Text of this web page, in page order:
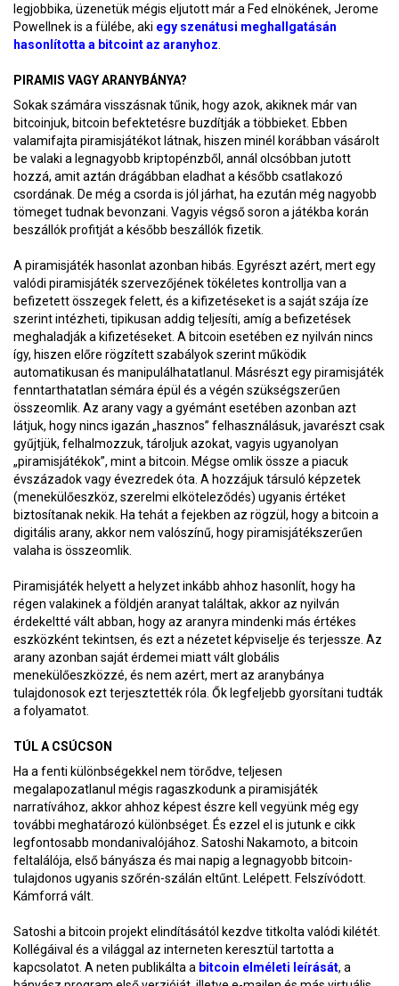
legjobbika, üzenetük mégis eljutott már a Fed elnökének, Jerome
Powellnek is a fülébe, aki egy szenátusi meghallgatásán
hasonlította a bitcoint az aranyhoz.
PIRAMIS VAGY ARANYBÁNYA?
Sokak számára visszásnak tűnik, hogy azok, akiknek már van
bitcoinjuk, bitcoin befektetésre buzdítják a többieket. Ebben
valamifajta piramisjátékot látnak, hiszen minél korábban vásárolt
be valaki a legnagyobb kriptopénzből, annál olcsóbban jutott
hozzá, amit aztán drágábban eladhat a később csatlakozó
csordának. De még a csorda is jól járhat, ha ezután még nagyobb
tömeget tudnak bevonzani. Vagyis végső soron a játékba korán
beszállók profitját a később beszállók fizetik.
A piramisjáték hasonlat azonban hibás. Egyrészt azért, mert egy
valódi piramisjáték szervezőjének tökéletes kontrollja van a
befizetett összegek felett, és a kifizetéseket is a saját szája íze
szerint intézheti, tipikusan addig teljesíti, amíg a befizetések
meghaladják a kifizetéseket. A bitcoin esetében ez nyilván nincs
így, hiszen előre rögzített szabályok szerint működik
automatikusan és manipulálhatatlanul. Másrészt egy piramisjáték
fenntarthatatlan sémára épül és a végén szükségszerűen
összeomlik. Az arany vagy a gyémánt esetében azonban azt
látjuk, hogy nincs igazán „hasznos” felhasználásuk, javarészt csak
gyűjtjük, felhalmozzuk, tároljuk azokat, vagyis ugyanolyan
„piramisjátékok”, mint a bitcoin. Mégse omlik össze a piacuk
évszázadok vagy évezredek óta. A hozzájuk társuló képzetek
(menekülőeszköz, szerelmi elköteleződés) ugyanis értéket
biztosítanak nekik. Ha tehát a fejekben az rögzül, hogy a bitcoin a
digitális arany, akkor nem valószínű, hogy piramisjátékszerűen
valaha is összeomlik.
Piramisjáték helyett a helyzet inkább ahhoz hasonlít, hogy ha
régen valakinek a földjén aranyat találtak, akkor az nyilván
érdekeltté vált abban, hogy az aranyra mindenki más értékes
eszközként tekintsen, és ezt a nézetet képviselje és terjessze. Az
arany azonban saját érdemei miatt vált globális
menekülőeszközzé, és nem azért, mert az aranybánya
tulajdonosok ezt terjesztették róla. Ők legfeljebb gyorsítani tudták
a folyamatot.
TÚL A CSÚCSON
Ha a fenti különbségekkel nem törődve, teljesen
megalapozatlanul mégis ragaszkodunk a piramisjáték
narratívához, akkor ahhoz képest észre kell vegyünk még egy
további meghatározó különbséget. És ezzel el is jutunk e cikk
legfontosabb mondanivalójához. Satoshi Nakamoto, a bitcoin
feltalálója, első bányásza és mai napig a legnagyobb bitcoin-
tulajdonos ugyanis szőrén-szálán eltűnt. Lelépett. Felszívódott.
Kámforrá vált.
Satoshi a bitcoin projekt elindításától kezdve titkolta valódi kilétét.
Kollégáival és a világgal az interneten keresztül tartotta a
kapcsolatot. A neten publikálta a bitcoin elméleti leírását, a